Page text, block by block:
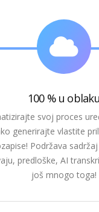
100 % u oblaku
svoj proces
generirajte vlastite
Podržava
predloške, AI
još mnogo toga!